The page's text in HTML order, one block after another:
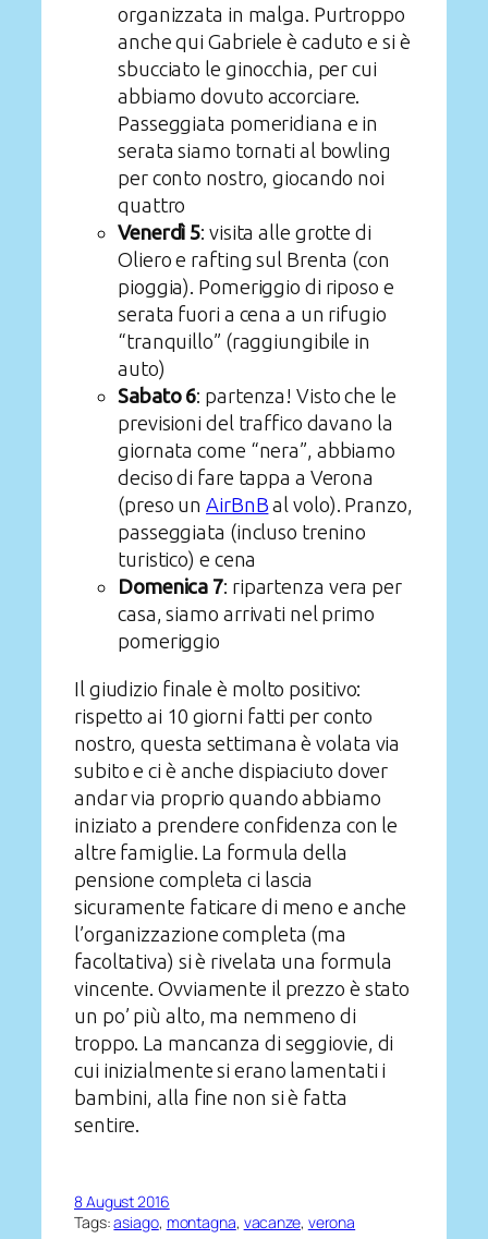
organizzata in malga. Purtroppo
anche qui Gabriele è caduto e si è
sbucciato le ginocchia, per cui
abbiamo dovuto accorciare.
Passeggiata pomeridiana e in
serata siamo tornati al bowling
per conto nostro, giocando noi
quattro
Venerdì 5: visita alle grotte di
Oliero e rafting sul Brenta (con
pioggia). Pomeriggio di riposo e
serata fuori a cena a un rifugio
“tranquillo” (raggiungibile in
auto)
Sabato 6: partenza! Visto che le
previsioni del traffico davano la
giornata come “nera”, abbiamo
deciso di fare tappa a Verona
(preso unAirBnB al volo). Pranzo,
passeggiata (incluso trenino
turistico) e cena
Domenica 7: ripartenza vera per
casa, siamo arrivati nel primo
pomeriggio
Il giudizio finale è molto positivo:
rispetto ai 10 giorni fatti per conto
nostro, questa settimana è volata via
subito e ci è anche dispiaciuto dover
andar via proprio quando abbiamo
iniziato a prendere confidenza con le
altre famiglie. La formula della
pensione completa ci lascia
sicuramente faticare di meno e anche
l’organizzazione completa (ma
facoltativa) si è rivelata una formula
vincente. Ovviamente il prezzo è stato
un po’ più alto, ma nemmeno di
troppo. La mancanza di seggiovie, di
cui inizialmente si erano lamentati i
bambini, alla fine non si è fatta
sentire.
8 August 2016
Tags:asiago, montagna, vacanze, verona